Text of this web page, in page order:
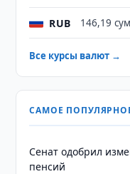
RUB 146,19
Все курсы валют →
САМОЕ
Сенат одобрил
пенсий